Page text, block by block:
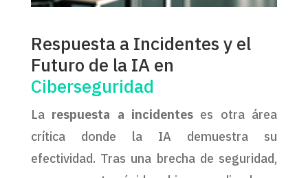
Respuesta a Incidentes y el
Futuro de la IA en
Ciberseguridad
La respuesta a incidentes es otra área
crítica donde la IA demuestra su
efectividad. Tras una brecha de seguridad,